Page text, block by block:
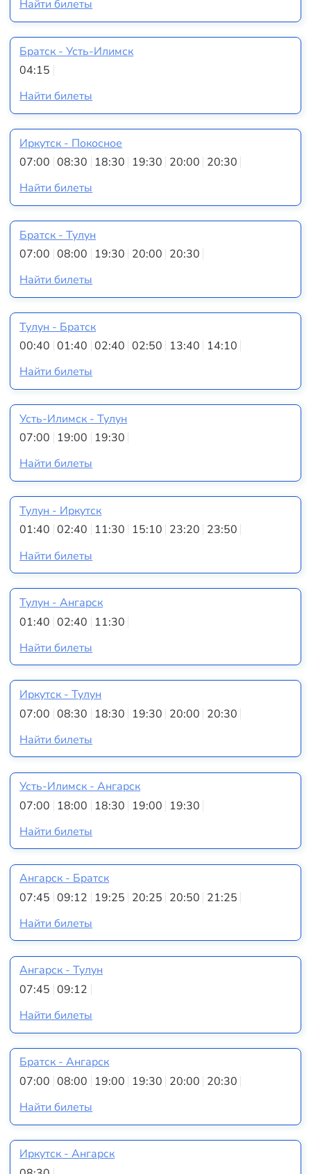
Найти билеты
Братск - Усть-Илимск
04:15
Найти билеты
Иркутск - Покосное
07:00 08:30 18:30 19:30 20:00 20:30
Найти билеты
Братск - Тулун
07:00 08:00 19:30 20:00 20:30
Найти билеты
Тулун - Братск
00:40 01:40 02:40 02:50 13:40 14:10
Найти билеты
Усть-Илимск - Тулун
07:00 19:00 19:30
Найти билеты
Тулун - Иркутск
01:40 02:40 11:30 15:10 23:20 23:50
Найти билеты
Тулун - Ангарск
01:40 02:40 11:30
Найти билеты
Иркутск - Тулун
07:00 08:30 18:30 19:30 20:00 20:30
Найти билеты
Усть-Илимск - Ангарск
07:00 18:00 18:30 19:00 19:30
Найти билеты
Ангарск - Братск
07:45 09:12 19:25 20:25 20:50 21:25
Найти билеты
Ангарск - Тулун
07:45 09:12
Найти билеты
Братск - Ангарск
07:00 08:00 19:00 19:30 20:00 20:30
Найти билеты
Иркутск - Ангарск